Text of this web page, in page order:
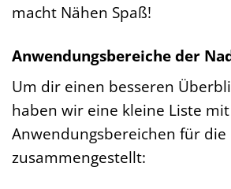
macht Nähen Spaß!
Anwendungsbereiche der
Um dir einen besseren
haben wir eine kleine Liste
Anwendungsbereichen für die
zusammengestellt: